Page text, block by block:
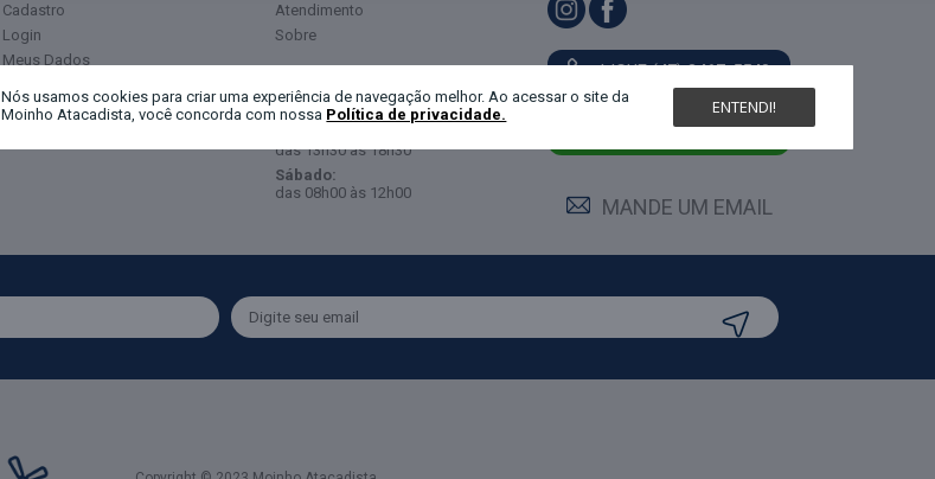
Nós usamos cookies para criar uma experiência de navegação melhor. Ao acessar o site da
Moinho Atacadista, você concorda com nossa Política de privacidade. ENTENDI!
Cadastro
Login
Meus Dados
Atendimento
Sobre
Horário de Atendimento
Segunda a Sexta-feira:
das 13h30 às 18h30
Sábado:
das 08h00 às 12h00
LIGUE (47) 3467-5540
MANDE UM EMAIL